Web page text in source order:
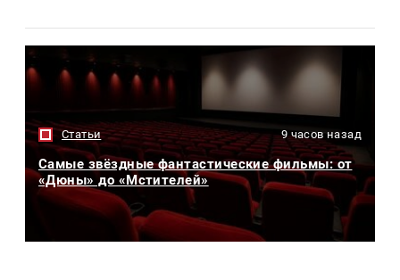
Статьи 9 часов назад
Самые звёздные фантастические фильмы: от
«Дюны» до «Мстителей»